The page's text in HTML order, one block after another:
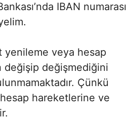
IBAN numarası
yenileme veya hesap
değişip değişmediğini
Çünkü
hareketlerine ve